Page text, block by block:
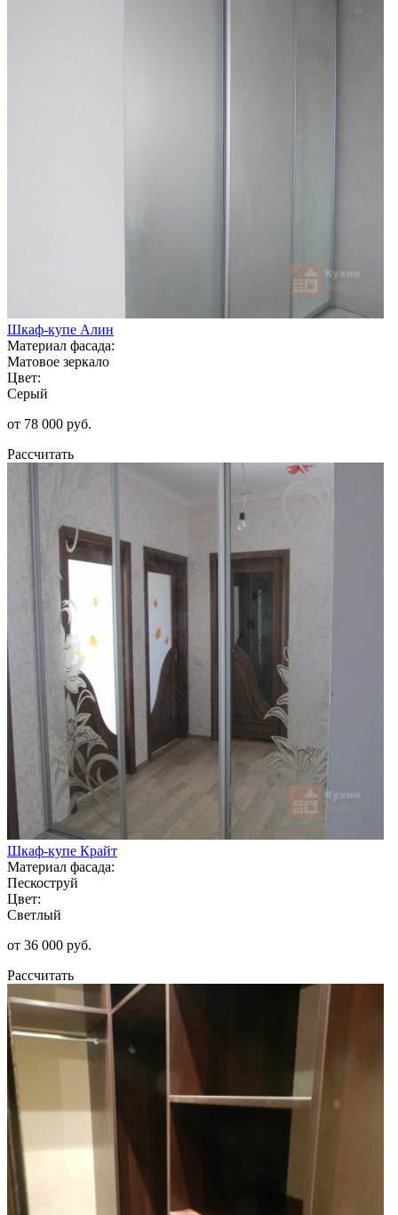
Шкаф-купе Алин
Материал фасада:
Матовое зеркало
Цвет:
Серый
от 78 000 руб.
Рассчитать
Шкаф-купе Крайт
Материал фасада:
Пескоструй
Цвет:
Светлый
от 36 000 руб.
Рассчитать